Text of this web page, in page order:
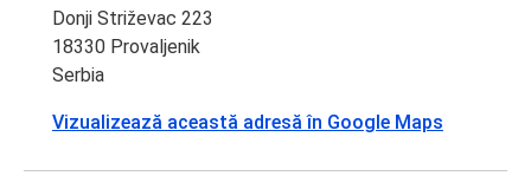
Donji Striževac 223
18330 Provaljenik
Serbia
Vizualizează această adresă în Google Maps